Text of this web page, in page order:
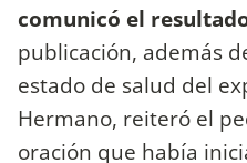
comunicó el
publicación, además
estado de salud del
Hermano, reiteró el
oración que había